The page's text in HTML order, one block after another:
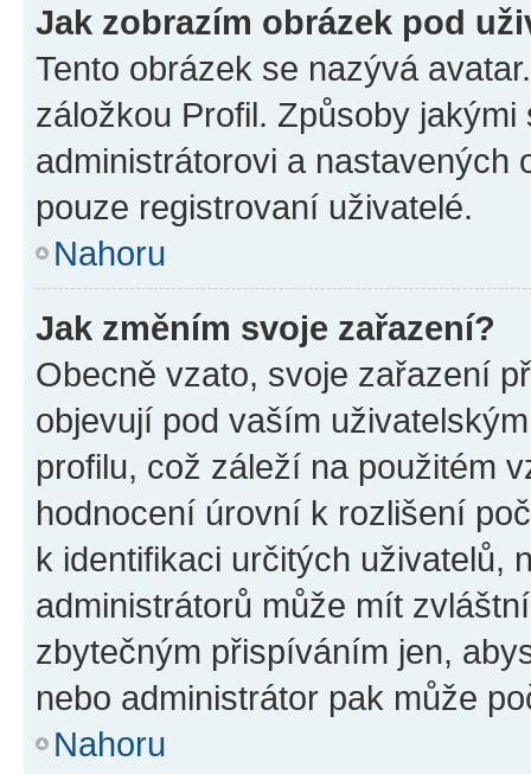
Jak zobrazím obrázek pod
Tento obrázek se nazývá
záložkou Profil. Způsoby
administrátorovi a nastavených
pouze registrovaní uživatelé.
Nahoru
Jak změním svoje zařazení?
Obecně vzato, svoje zařazení
objevují pod vaším
profilu, což záleží na použitém
hodnocení úrovní k rozlišení
k identifikaci určitých uživatelů,
administrátorů může mít
zbytečným přispíváním jen,
nebo administrátor pak může
Nahoru